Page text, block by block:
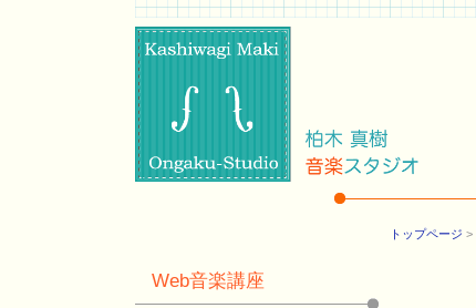
トップページ >
Web音楽講座